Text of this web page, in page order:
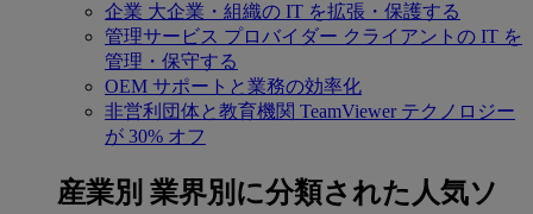
企業 大企業・組織の IT を拡張・保護する
管理サービス プロバイダー クライアントの IT を
管理・保守する
OEM サポートと業務の効率化
非営利団体と教育機関 TeamViewer テクノロジー
が 30% オフ
産業別 業界別に分類された人気ソ